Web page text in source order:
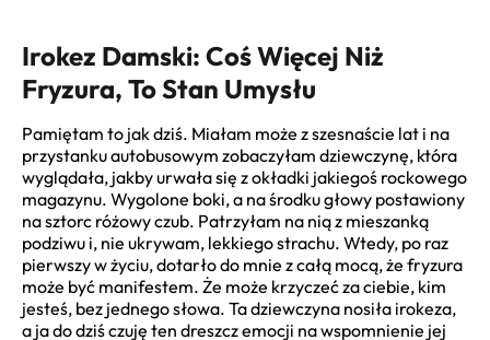
Irokez Damski: Coś Więcej Niż
Fryzura, To Stan Umysłu
Pamiętam to jak dziś. Miałam może z szesnaście lat i na
przystanku autobusowym zobaczyłam dziewczynę, która
wyglądała, jakby urwała się z okładki jakiegoś rockowego
magazynu. Wygolone boki, a na środku głowy postawiony
na sztorc różowy czub. Patrzyłam na nią z mieszanką
podziwu i, nie ukrywam, lekkiego strachu. Wtedy, po raz
pierwszy w życiu, dotarło do mnie z całą mocą, że fryzura
może być manifestem. Że może krzyczeć za ciebie, kim
jesteś, bez jednego słowa. Ta dziewczyna nosiła irokeza,
a ja do dziś czuję ten dreszcz emocji na wspomnienie jej